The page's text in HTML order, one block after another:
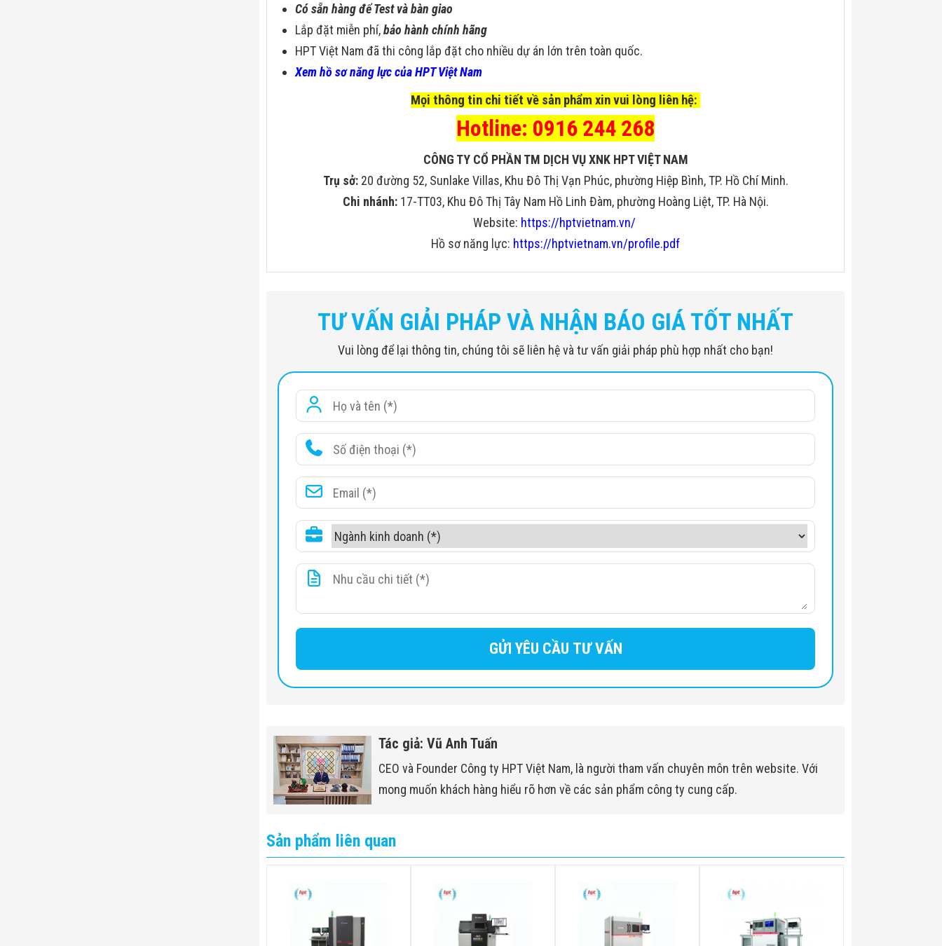
Có sẵn hàng để Test và bàn giao
Lắp đặt miễn phí,bảo hành chính hãng
HPT Việt Nam đã thi công lắp đặt cho nhiều dự án lớn trên toàn quốc.
Xem hồ sơ năng lực của HPT Việt Nam
Mọi thông tin chi tiết về sản phẩm xin vui lòng liên hệ:
Hotline: 0916 244 268
CÔNG TY CỔ PHẦN TM DỊCH VỤ XNK HPT VIỆT NAM
Trụ sở: 20 đường 52, Sunlake Villas, Khu Đô Thị Vạn Phúc, phường Hiệp Bình, TP. Hồ Chí Minh.
Chi nhánh:17-TT03, Khu Đô Thị Tây Nam Hồ Linh Đàm, phường Hoàng Liệt, TP. Hà Nội.
Website: https://hptvietnam.vn/
Hồ sơ năng lực: https://hptvietnam.vn/profile.pdf
TƯ VẤN GIẢI PHÁP VÀ NHẬN BÁO GIÁ TỐT NHẤT
Vui lòng để lại thông tin, chúng tôi sẽ liên hệ và tư vấn giải pháp phù hợp nhất cho bạn!
Tác giả: Vũ Anh Tuấn
CEO và Founder Công ty HPT Việt Nam, là người tham vấn chuyên môn trên website. Với
mong muốn khách hàng hiểu rõ hơn về các sản phẩm công ty cung cấp.
Sản phẩm liên quan